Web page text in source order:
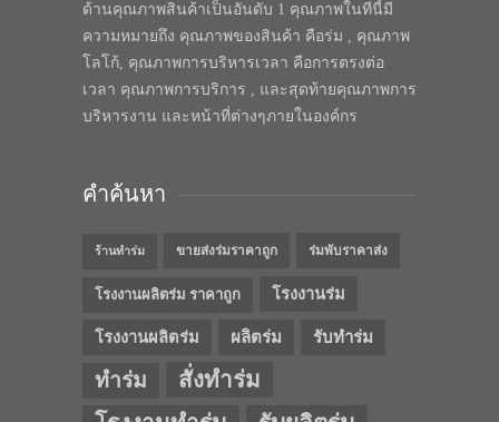
ด้านคุณภาพสินค้าเป็นอันดับ 1 คุณภาพในทีนี้มี
ความหมายถึง คุณภาพของสินค้า คือร่ม , คุณภาพ
โลโก้, คุณภาพการบริหารเวลา คือการตรงต่อ
เวลา คุณภาพการบริการ , และสุดท้ายคุณภาพการ
บริหารงาน และหน้าที่ต่างๆภายในองค์กร
คำค้นหา
ร้านทำร่ม ขายส่งร่มราคาถูก ร่มพับราคาส่ง
โรงงานผลิตร่ม ราคาถูก โรงงานร่ม
โรงงานผลิตร่ม ผลิตร่ม รับทำร่ม
ทำร่ม
สั่งทำร่ม